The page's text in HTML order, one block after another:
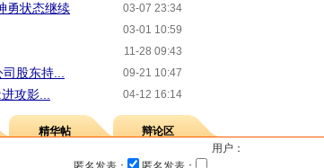
03-07 23:34
勇状态继续
03-01 10:59
11-28 09:43
09-21 10:47
股东持...
04-12 16:14
攻影...
精华帖
辩论区
用户：